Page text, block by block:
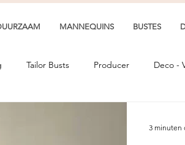
MANNEQUINS BUSTES
Tailor Busts Producer Deco -
3 minuten